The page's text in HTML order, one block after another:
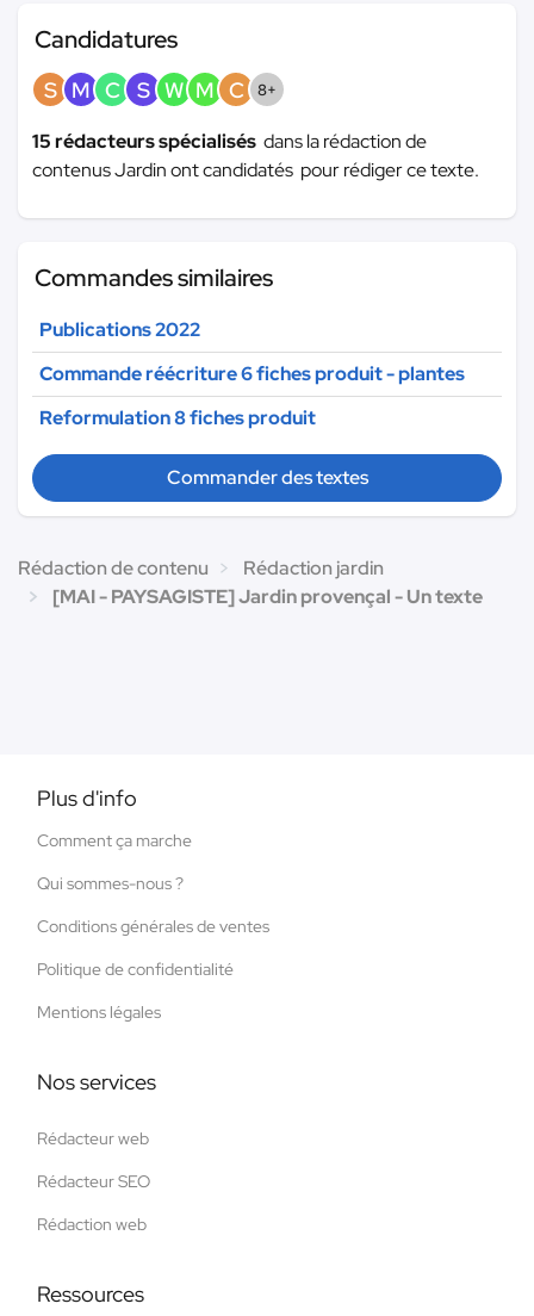
Candidatures
S M C S W M C 8+
15 rédacteurs spécialisés dans la rédaction de
contenus Jardin ont candidatés pour rédiger ce texte.
Commandes similaires
Publications 2022
Commande réécriture 6 fiches produit - plantes
Reformulation 8 fiches produit
Commander des textes
Rédaction de contenu
Rédaction jardin
[MAI - PAYSAGISTE] Jardin provençal - Un texte
Plus d'info
Comment ça marche
Qui sommes-nous ?
Conditions générales de ventes
Politique de confidentialité
Mentions légales
Nos services
Rédacteur web
Rédacteur SEO
Rédaction web
Ressources